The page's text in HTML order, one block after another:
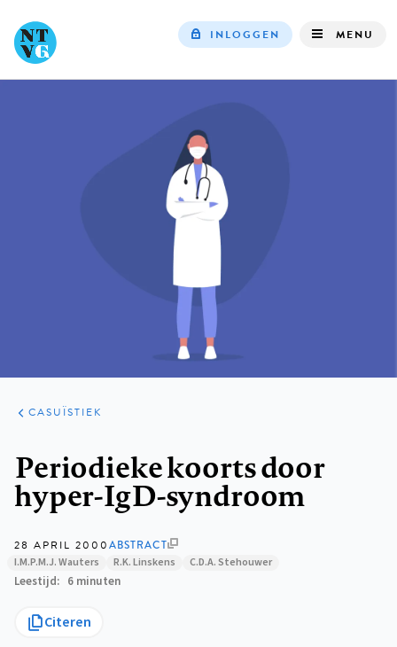
INLOGGEN MENU
ARTIKELEN
PRAKTIJK
CASUÏSTIEK
Periodieke koorts door
hyper-IgD-syndroom
28 APRIL 2000ABSTRACT
I.M.P.M.J. Wauters R.K. Linskens C.D.A. Stehouwer
Leestijd 6 minuten
Citeren